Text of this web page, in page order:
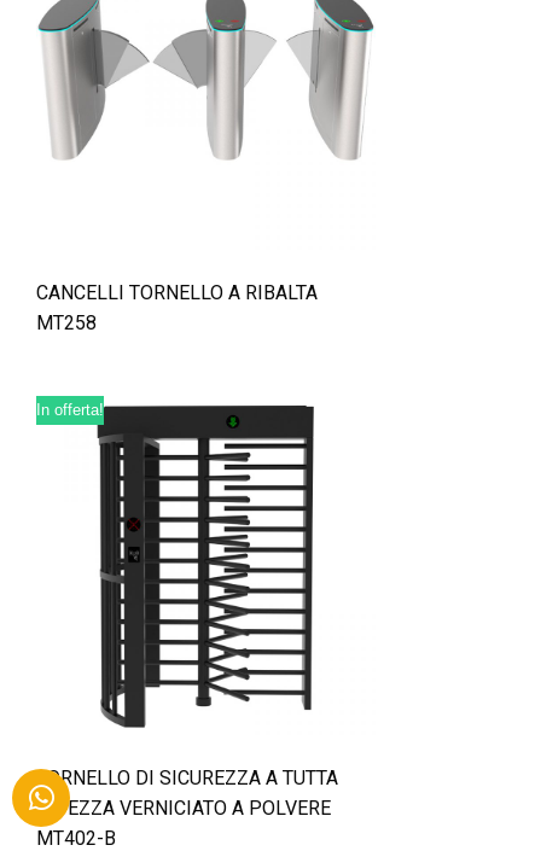
CANCELLI TORNELLO A RIBALTA
MT258
In offerta!
TORNELLO DI SICUREZZA A TUTTA
ALTEZZA VERNICIATO A POLVERE
MT402-B